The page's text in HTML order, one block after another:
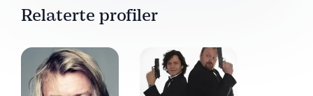
Relaterte profiler